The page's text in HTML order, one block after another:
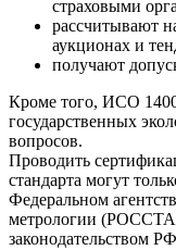
страховыми
рассчитывают
аукционах и
получают
Кроме того, ИСО
государственных
вопросов.
Проводить
стандарта могут
Федеральном
метрологии
законодательством